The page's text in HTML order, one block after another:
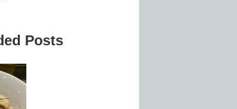
Posts